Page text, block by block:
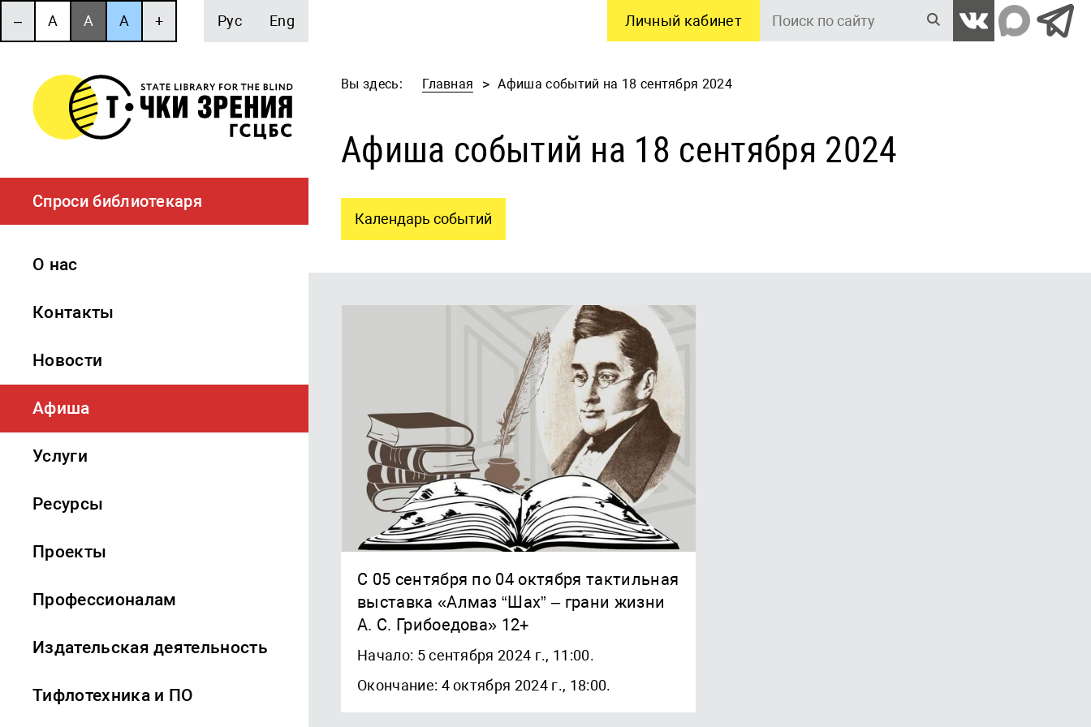
‒ A A A + Рус Eng
Спроси библиотекаря
О нас
Контакты
Новости
Афиша
Услуги
Ресурсы
Проекты
Профессионалам
Издательская деятельность
Тифлотехника и ПО
Личный кабинет
Поиск
Вы здесь: Главная Афиша событий на 18 сентября 2024
Афиша событий на 18 сентября 2024
Календарь событий
С 05 сентября по 04 октября тактильная
выставка «Алмаз “Шах” – грани жизни
А. С. Грибоедова» 12+
Начало: 5 сентября 2024 г., 11:00.
Окончание: 4 октября 2024 г., 18:00.